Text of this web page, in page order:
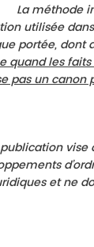
La méthode
utilisée
portée, dont
quand les faits
pas un canon
vise
et ne